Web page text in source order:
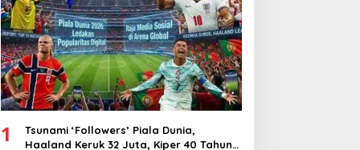
1
Tsunami ‘Followers’ Piala Dunia,
Haaland Keruk 32 Juta, Kiper 40 Tahun